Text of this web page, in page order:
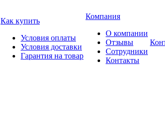
Как купить
Условия оплаты
Условия доставки
Гарантия на товар
Компания
О компании
Отзывы
Сотрудники
Контакты